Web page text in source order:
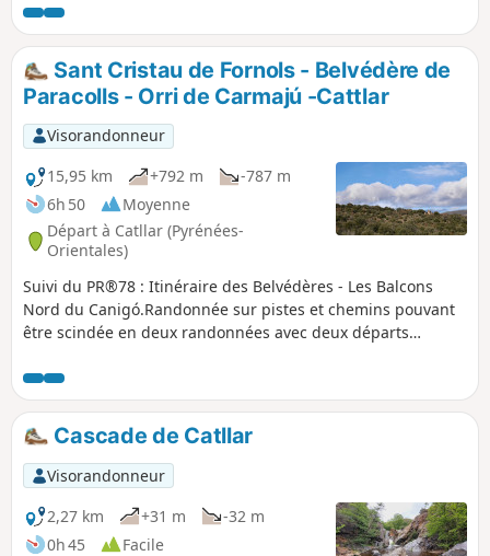
chapelle en mauvais état laissée ouverte et servant de
bergerie et enfin un grand plateau où devaient pacager
d'immenses troupeaux d'animaux. Chemins : balisés, non
balisés, escarpés, pistes : DFCI, caillouteuse, enherbées.
Bref différents types de cheminements dans un
environnement préservé, et encore habité ou occupé. À
éviter lors de fortes chaleurs. Classée difficile, entre autre, à
cause des nombreux changements de direction et du
balisage épars et/ou incohérent.
Sant Cristau de Fornols - Belvédère de
Paracolls - Orri de Carmajú -Cattlar
Visorandonneur
15,95 km
+792 m
-787 m
6h 50
Moyenne
Départ à Catllar (Pyrénées-
Orientales)
Suivi du PR®78 : Itinéraire des Belvédères - Les Balcons
Nord du Canigó.Randonnée sur pistes et chemins pouvant
être scindée en deux randonnées avec deux départs
sens de l'orientation et la nécessité d'avoir la
trace.Randonnée découverte et orientation. En cas de
doute, faire demi-tour et chercher le bon chemin.La trace
est exacte et relevée in situ : les chemins et pistes sont bien
présents et en très bon état.Le balisage Jaune n'est pas
constant et encore moins régulier ou en abondance. Il est
parfois sur le terrain bien que non représenté sur
l'IGN.Nombreux poteaux directionnels servant de repères.
Cascade de Catllar
Visorandonneur
2,27 km
+31 m
-32 m
0h 45
Facile